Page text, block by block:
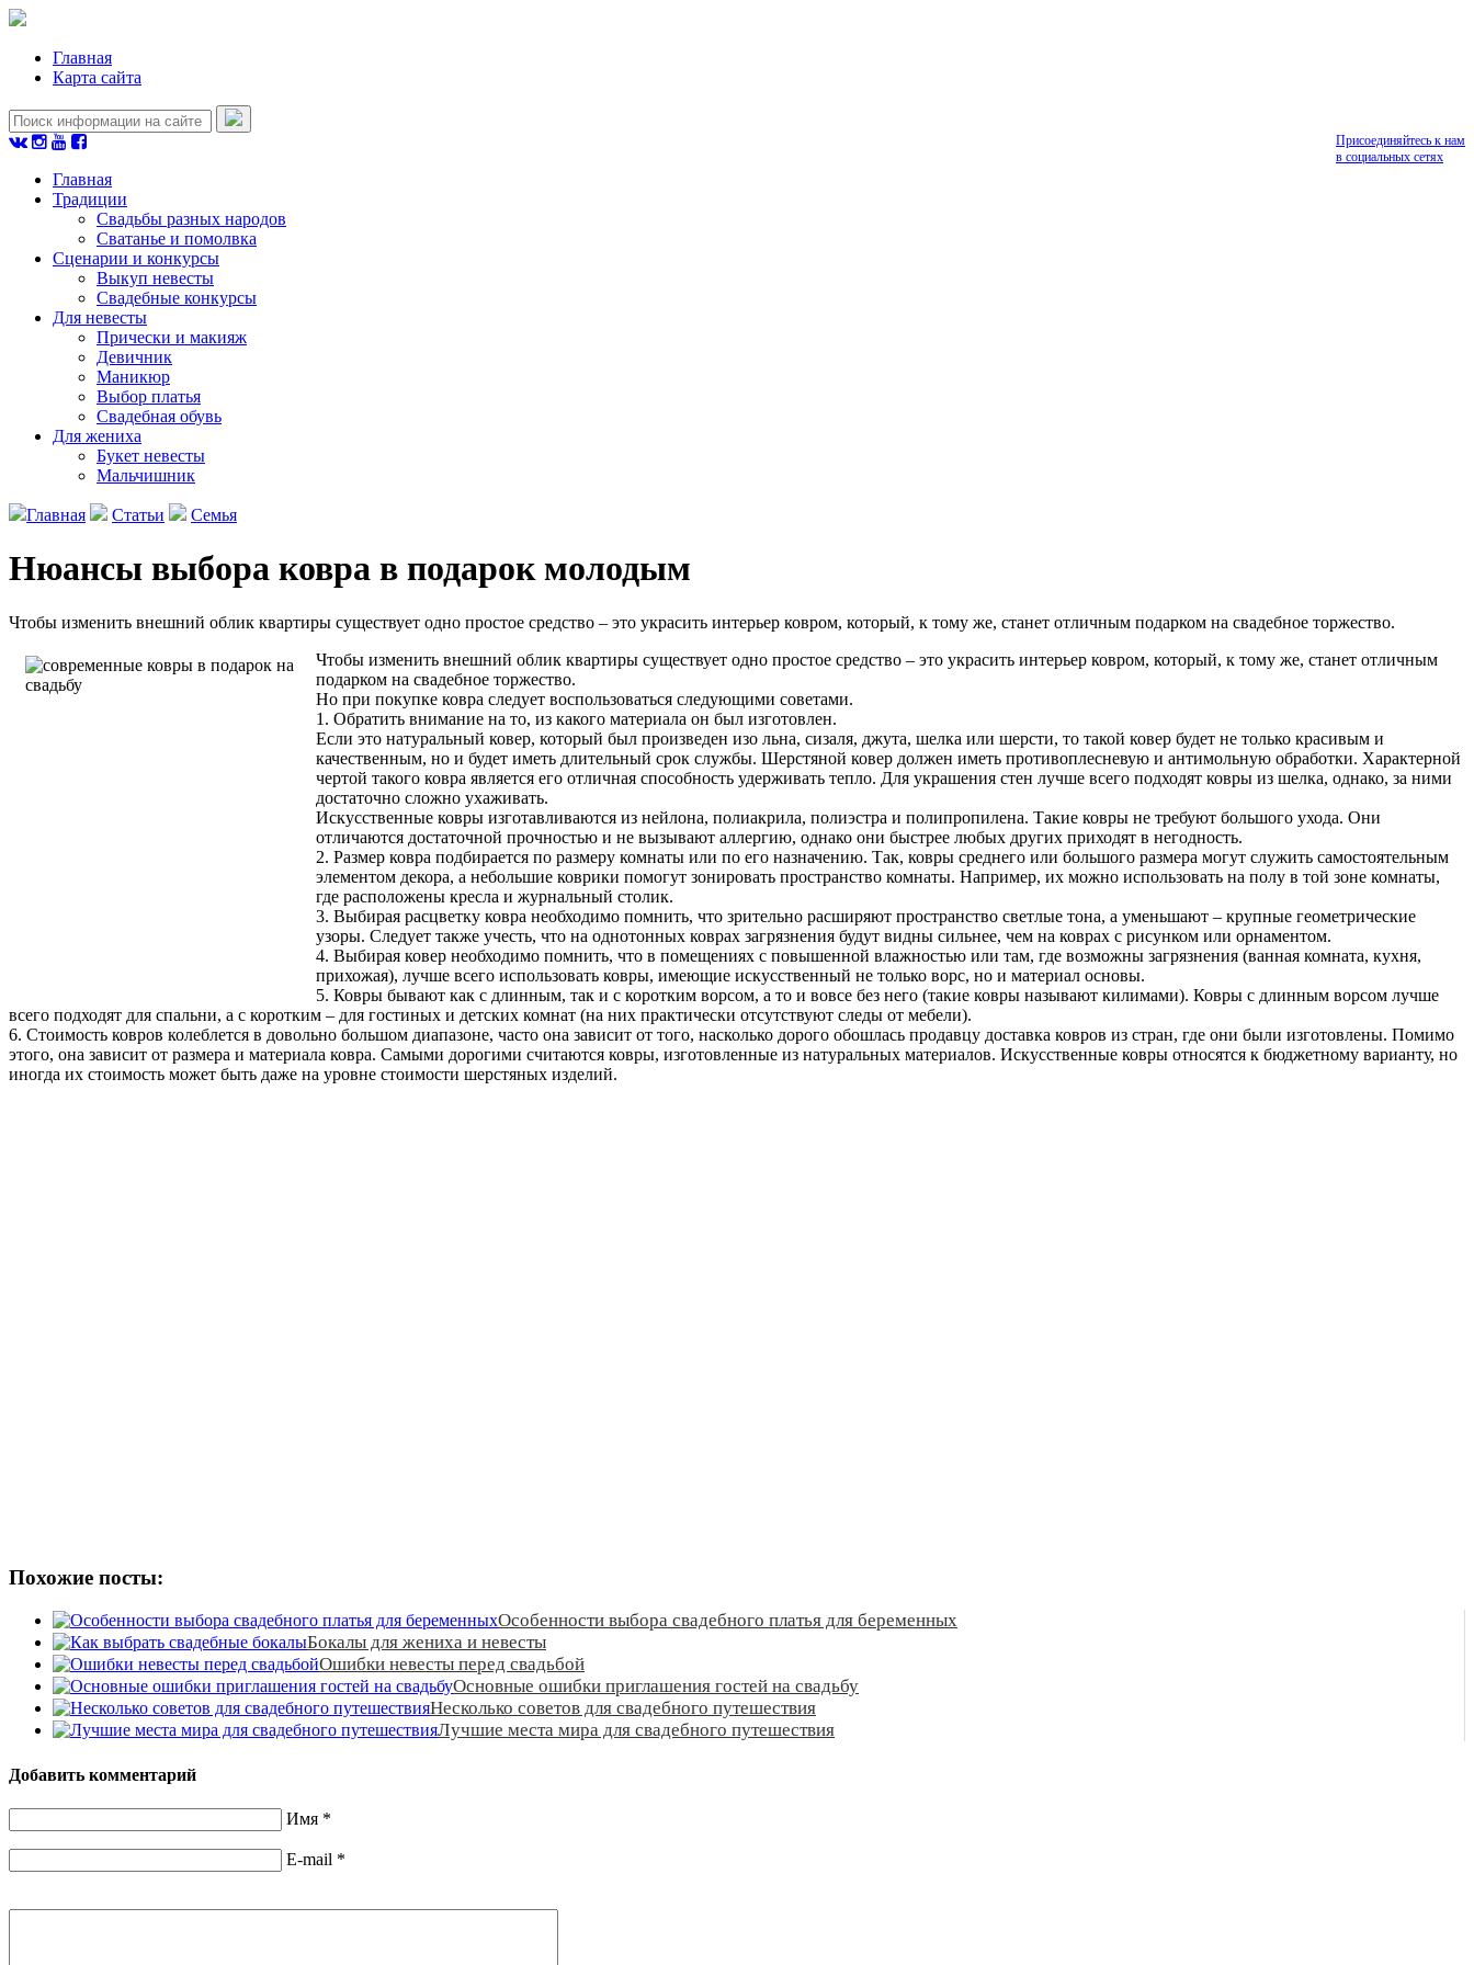
Главная
Карта сайта
Присоединяйтесь к нам
в социальных сетях
Главная
Традиции
Свадьбы разных народов
Сватанье и помолвка
Сценарии и конкурсы
Выкуп невесты
Свадебные конкурсы
Для невесты
Прически и макияж
Девичник
Маникюр
Выбор платья
Свадебная обувь
Для жениха
Букет невесты
Мальчишник
Главная Статьи Семья
Нюансы выбора ковра в подарок молодым
Чтобы изменить внешний облик квартиры существует одно простое средство – это украсить интерьер ковром, который, к тому же, станет отличным подарком на свадебное торжество.
Чтобы изменить внешний облик квартиры существует одно простое средство – это украсить интерьер ковром, который, к тому же, станет отличным
подарком на свадебное торжество.
Но при покупке ковра следует воспользоваться следующими советами.
1. Обратить внимание на то, из какого материала он был изготовлен.
Если это натуральный ковер, который был произведен изо льна, сизаля, джута, шелка или шерсти, то такой ковер будет не только красивым и
качественным, но и будет иметь длительный срок службы. Шерстяной ковер должен иметь противоплесневую и антимольную обработки. Характерной
чертой такого ковра является его отличная способность удерживать тепло. Для украшения стен лучше всего подходят ковры из шелка, однако, за ними
достаточно сложно ухаживать.
Искусственные ковры изготавливаются из нейлона, полиакрила, полиэстра и полипропилена. Такие ковры не требуют большого ухода. Они
отличаются достаточной прочностью и не вызывают аллергию, однако они быстрее любых других приходят в негодность.
2. Размер ковра подбирается по размеру комнаты или по его назначению. Так, ковры среднего или большого размера могут служить самостоятельным
элементом декора, а небольшие коврики помогут зонировать пространство комнаты. Например, их можно использовать на полу в той зоне комнаты,
где расположены кресла и журнальный столик.
3. Выбирая расцветку ковра необходимо помнить, что зрительно расширяют пространство светлые тона, а уменьшают – крупные геометрические
узоры. Следует также учесть, что на однотонных коврах загрязнения будут видны сильнее, чем на коврах с рисунком или орнаментом.
4. Выбирая ковер необходимо помнить, что в помещениях с повышенной влажностью или там, где возможны загрязнения (ванная комната, кухня,
прихожая), лучше всего использовать ковры, имеющие искусственный не только ворс, но и материал основы.
5. Ковры бывают как с длинным, так и с коротким ворсом, а то и вовсе без него (такие ковры называют килимами). Ковры с длинным ворсом лучше
всего подходят для спальни, а с коротким – для гостиных и детских комнат (на них практически отсутствуют следы от мебели).
6. Стоимость ковров колеблется в довольно большом диапазоне, часто она зависит от того, насколько дорого обошлась продавцу доставка ковров из стран, где они были изготовлены. Помимо
этого, она зависит от размера и материала ковра. Самыми дорогими считаются ковры, изготовленные из натуральных материалов. Искусственные ковры относятся к бюджетному варианту, но
иногда их стоимость может быть даже на уровне стоимости шерстяных изделий.
Похожие посты:
Особенности выбора свадебного платья для беременных
Бокалы для жениха и невесты
Ошибки невесты перед свадьбой
Основные ошибки приглашения гостей на свадьбу
Несколько советов для свадебного путешествия
Лучшие места мира для свадебного путешествия
Добавить комментарий
Имя *
E-mail *